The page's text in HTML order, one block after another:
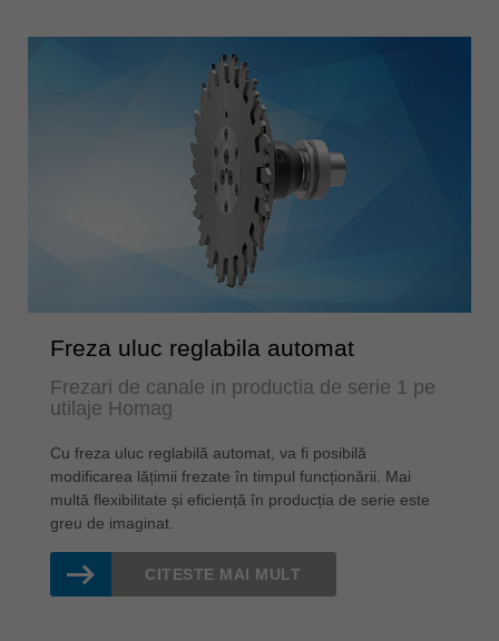
Freza uluc reglabila automat
Frezari de canale in productia de serie 1 pe
utilaje Homag
Cu freza uluc reglabilă automat, va fi posibilă
modificarea lățimii frezate în timpul funcționării. Mai
multă flexibilitate și eficiență în producția de serie este
greu de imaginat.
CITESTE MAI MULT